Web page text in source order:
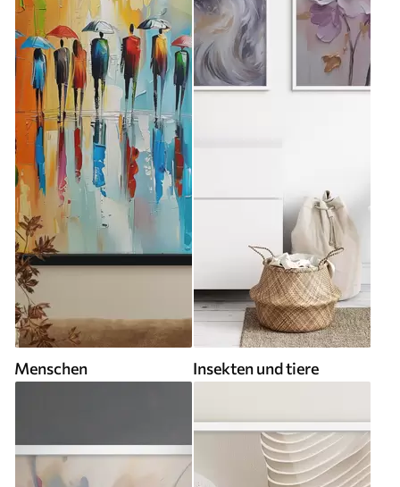
Menschen Insekten und tiere